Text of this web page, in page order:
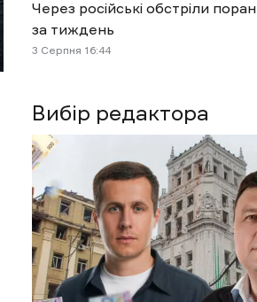
Вибір редактора
Через російські обстріли
за тиждень
3 Cерпня 16:44